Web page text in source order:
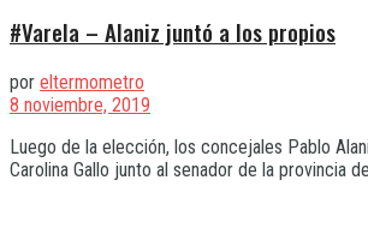
#Varela – Alaniz juntó a los propios
por eltermometro
8 noviembre, 2019
Luego de la elección, los concejales Pablo
Carolina Gallo junto al senador de la provincia